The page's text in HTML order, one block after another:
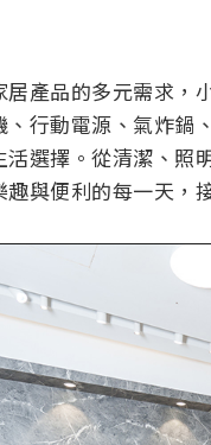
產品的多元需求，
行動電源、氣炸鍋
選擇。從清潔、照
與便利的每一天，